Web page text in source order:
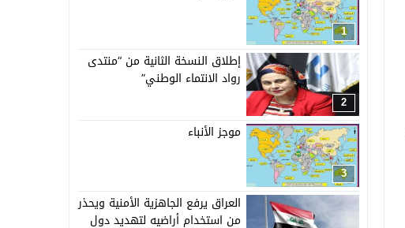
1
2
إطلاق النسخة الثانية من “منتدى
رواد الانتماء الوطني”
3
موجز الأنباء
العراق يرفع الجاهزية الأمنية ويحذر
من استخدام أراضيه لتهديد دول